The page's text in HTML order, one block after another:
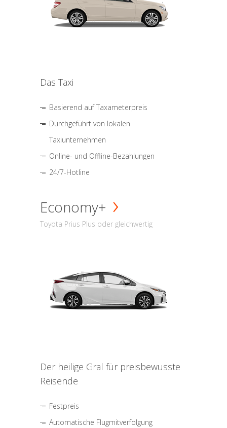
Das Taxi
Basierend auf Taxameterpreis
Durchgeführt von lokalen
Taxiunternehmen
Online- und Offline-Bezahlungen
24/7-Hotline
Economy+
Toyota Prius Plus oder gleichwertig
Der heilige Gral für preisbewusste
Reisende
Festpreis
Automatische Flugmitverfolgung